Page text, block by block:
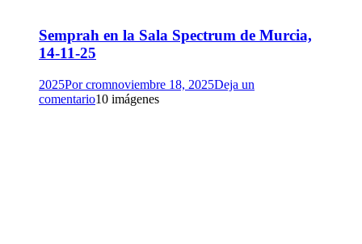
Semprah en la Sala Spectrum de Murcia,
14-11-25
2025Porcromnoviembre 18, 2025Deja un
comentario10 imágenes